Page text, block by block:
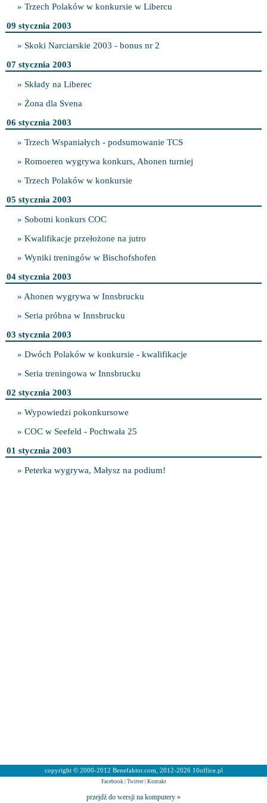
» Trzech Polaków w konkursie w Libercu
09 stycznia 2003
» Skoki Narciarskie 2003 - bonus nr 2
07 stycznia 2003
» Składy na Liberec
» Żona dla Svena
06 stycznia 2003
» Trzech Wspaniałych - podsumowanie TCS
» Romoeren wygrywa konkurs, Ahonen turniej
» Trzech Polaków w konkursie
05 stycznia 2003
» Sobotni konkurs COC
» Kwalifikacje przełożone na jutro
» Wyniki treningów w Bischofshofen
04 stycznia 2003
» Ahonen wygrywa w Innsbrucku
» Seria próbna w Innsbrucku
03 stycznia 2003
» Dwóch Polaków w konkursie - kwalifikacje
» Seria treningowa w Innsbrucku
02 stycznia 2003
» Wypowiedzi pokonkursowe
» COC w Seefeld - Pochwała 25
01 stycznia 2003
» Peterka wygrywa, Małysz na podium!
copyright © 2000-2012 Benefaktor.com, 2012-2026 10office.pl
Facebook| Twitter| Kontakt
przejdź do wersji na komputery »